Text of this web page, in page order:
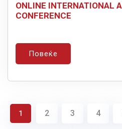
ONLINE INTERNATIONAL
CONFERENCE
Повеќе
1 2 3 4